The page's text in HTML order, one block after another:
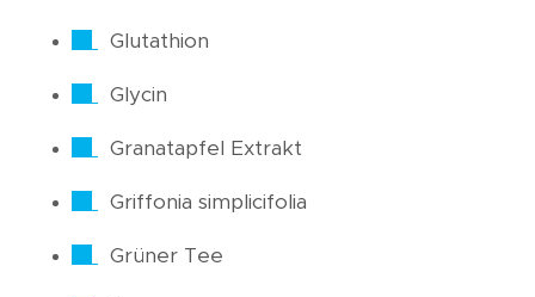
Glutathion
Glycin
Granatapfel Extrakt
Griffonia simplicifolia
Grüner Tee